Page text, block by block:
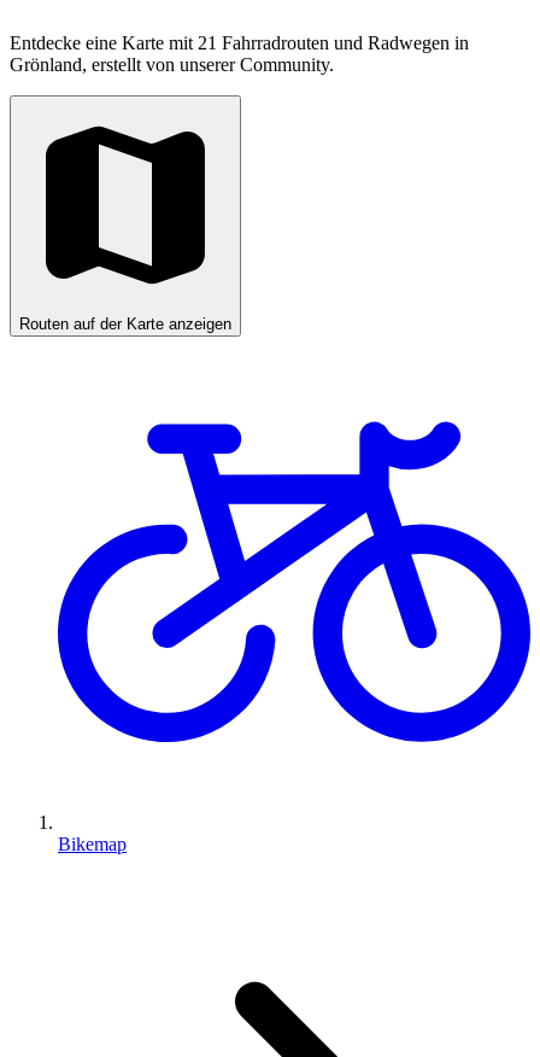
Entdecke eine Karte mit 21 Fahrradrouten und Radwegen in
Grönland, erstellt von unserer Community.
Routen auf der Karte anzeigen
Bikemap